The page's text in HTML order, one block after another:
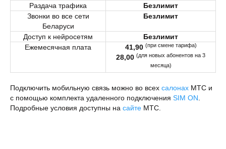
Раздача трафика
Безлимит
Звонки во все сети
Беларуси
Безлимит
Доступ к нейросетям
Безлимит
Ежемесячная плата
41,90 (при смене тарифа)
28,00 (для новых абонентов на 3
месяца)
Подключить мобильную связь можно во всех салонах МТС и
с помощью комплекта удаленного подключения SIM ON.
Подробные условия доступны на сайте МТС.